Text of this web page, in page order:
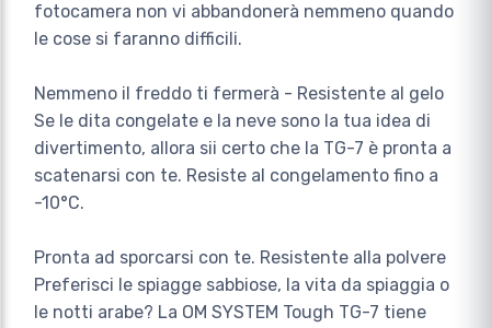
fotocamera non vi abbandonerà nemmeno quando
le cose si faranno difficili.
Nemmeno il freddo ti fermerà - Resistente al gelo
Se le dita congelate e la neve sono la tua idea di
divertimento, allora sii certo che la TG-7 è pronta a
scatenarsi con te. Resiste al congelamento fino a
-10°C.
Pronta ad sporcarsi con te. Resistente alla polvere
Preferisci le spiagge sabbiose, la vita da spiaggia o
le notti arabe? La OM SYSTEM Tough TG-7 tiene